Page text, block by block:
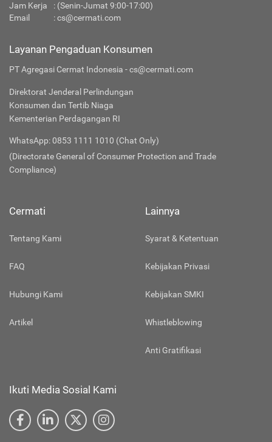
Jam Kerja
: (Senin-Jumat 9:00-17:00)
Email
:cs@cermati.com
Layanan Pengaduan Konsumen
PT Agregasi Cermat Indonesia - cs@cermati.com
Direktorat Jenderal Perlindungan
Konsumen dan Tertib Niaga
Kementerian Perdagangan RI
WhatsApp: 0853 1111 1010 (Chat Only)
(Directorate General of Consumer Protection and Trade
Compliance)
Cermati
Tentang Kami
FAQ
Hubungi Kami
Artikel
Lainnya
Syarat & Ketentuan
Kebijakan Privasi
Kebijakan SMKI
Whistleblowing
Anti Gratifikasi
Ikuti Media Sosial Kami